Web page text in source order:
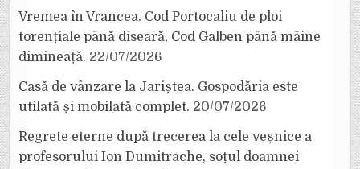
Vremea în Vrancea. Cod Portocaliu de ploi
torențiale până diseară, Cod Galben până mâine
dimineață. 22/07/2026
Casă de vânzare la Jariștea. Gospodăria este
utilată și mobilată complet. 20/07/2026
Regrete eterne după trecerea la cele veșnice a
profesorului Ion Dumitrache, soțul doamnei